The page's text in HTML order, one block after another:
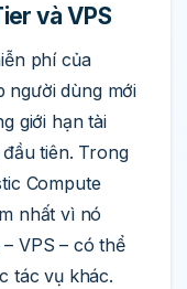
và VPS
phí của
người dùng mới
giới hạn tài
tiên. Trong
Compute
nhất vì nó
VPS – có thể
tác vụ khác.